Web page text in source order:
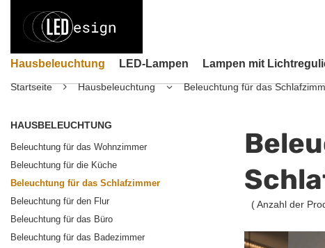
Hausbeleuchtung LED-Lampen Lampen mit
Startseite Hausbeleuchtung Beleuchtung für das
HAUSBELEUCHTUNG
Beleuchtung für das Wohnzimmer
Beleuchtung für die Küche
Beleuchtung für das Schlafzimmer
Beleuchtung für den Flur
Beleuchtung für das Büro
Beleuchtung für das Badezimmer
( Anzahl der